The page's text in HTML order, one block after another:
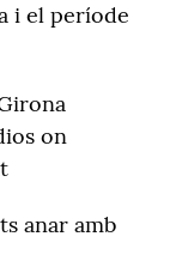
i el període
on
anar amb